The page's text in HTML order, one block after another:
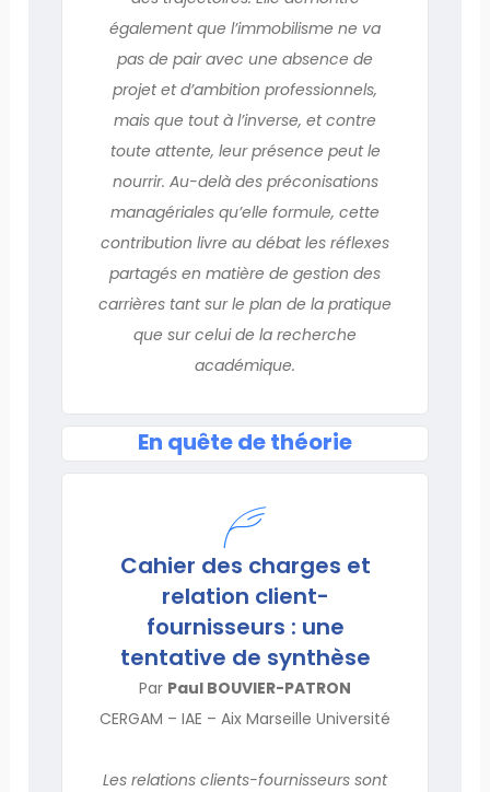
également que l’immobilisme ne va
pas de pair avec une absence de
projet et d’ambition professionnels,
mais que tout à l’inverse, et contre
toute attente, leur présence peut le
nourrir. Au-delà des préconisations
managériales qu’elle formule, cette
contribution livre au débat les réflexes
partagés en matière de gestion des
carrières tant sur le plan de la pratique
que sur celui de la recherche
académique.
En quête de théorie
Cahier des charges et
relation client-
fournisseurs : une
tentative de synthèse
Par Paul BOUVIER-PATRON
CERGAM – IAE – Aix Marseille Université
Les relations clients-fournisseurs sont